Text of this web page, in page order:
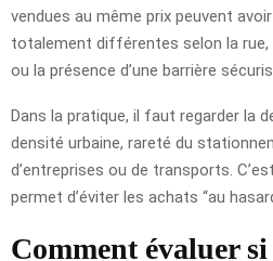
vendues au même prix peuvent
totalement différentes selon la rue,
ou la présence d’une barrière
Dans la pratique, il faut regarder la
densité urbaine, rareté du
d’entreprises ou de transports.
permet d’éviter les achats “au
Comment évaluer